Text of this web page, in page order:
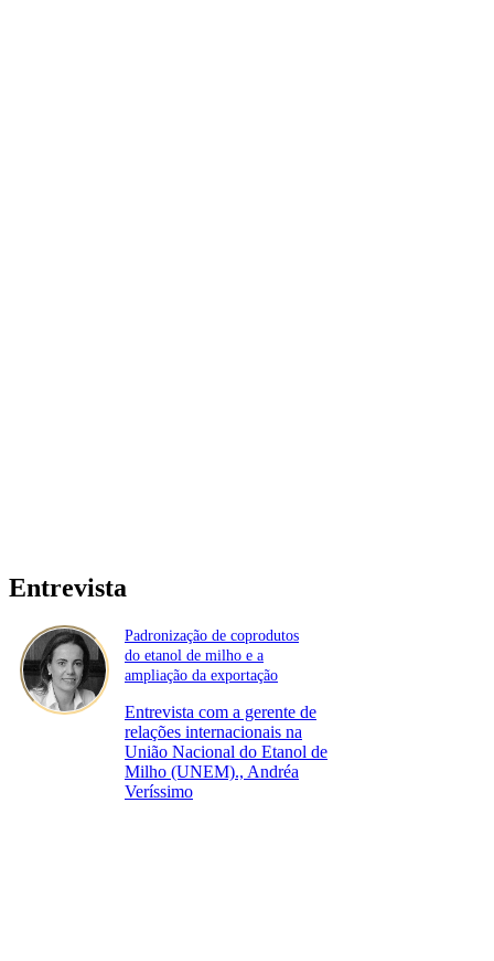
Entrevista
Padronização de coprodutos
do etanol de milho e a
ampliação da exportação
Entrevista com a gerente de
relações internacionais na
União Nacional do Etanol de
Milho (UNEM)., Andréa
Veríssimo